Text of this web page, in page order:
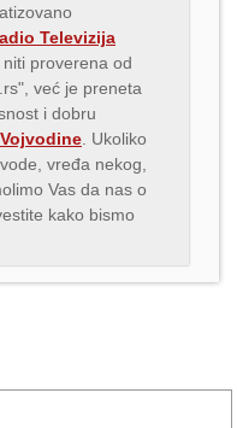
Televizija
niti proverena od
već je preneta
i dobru
. Ukoliko
vređa nekog,
Vas da nas o
kako bismo